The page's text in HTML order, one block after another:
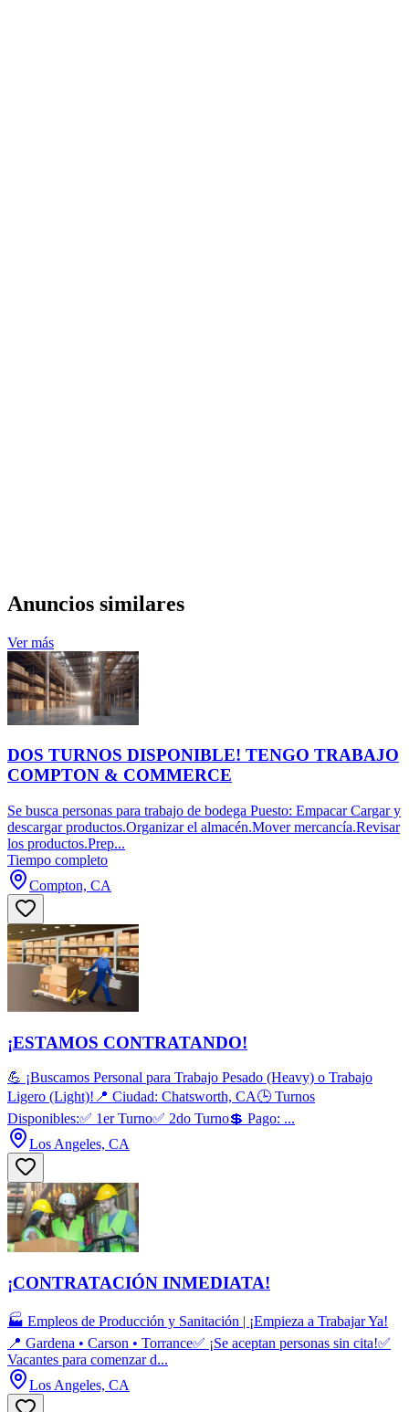
Anuncios similares
Ver más
DOS TURNOS DISPONIBLE! TENGO TRABAJO
COMPTON & COMMERCE
Se busca personas para trabajo de bodega Puesto: Empacar Cargar y
descargar productos.Organizar el almacén.Mover mercancía.Revisar
los productos.Prep...
Tiempo completo
Compton, CA
¡ESTAMOS CONTRATANDO!
💪 ¡Buscamos Personal para Trabajo Pesado (Heavy) o Trabajo
Ligero (Light)!📍 Ciudad: Chatsworth, CA🕒 Turnos
Disponibles:✅ 1er Turno✅ 2do Turno💲 Pago: ...
Los Angeles, CA
¡CONTRATACIÓN INMEDIATA!
🏭 Empleos de Producción y Sanitación | ¡Empieza a Trabajar Ya!
📍 Gardena • Carson • Torrance✅ ¡Se aceptan personas sin cita!✅
Vacantes para comenzar d...
Los Angeles, CA